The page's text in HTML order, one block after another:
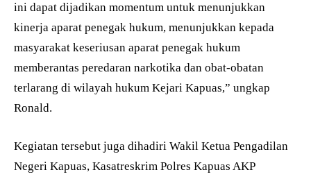
ini dapat dijadikan momentum untuk menunjukkan
kinerja aparat penegak hukum, menunjukkan kepada
masyarakat keseriusan aparat penegak hukum
memberantas peredaran narkotika dan obat-obatan
terlarang di wilayah hukum Kejari Kapuas,” ungkap
Ronald.
Kegiatan tersebut juga dihadiri Wakil Ketua Pengadilan
Negeri Kapuas, Kasatreskrim Polres Kapuas AKP